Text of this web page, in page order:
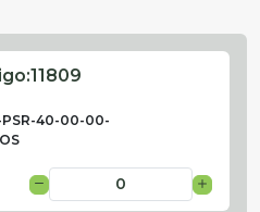
11809
PSR-40-00-00-